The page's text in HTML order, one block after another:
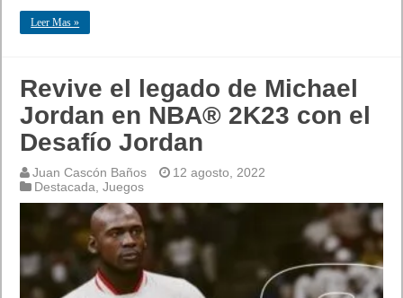
Leer Mas »
Revive el legado de Michael
Jordan en NBA® 2K23 con el
Desafío Jordan
Juan Cascón Baños
12 agosto, 2022
Destacada ,Juegos